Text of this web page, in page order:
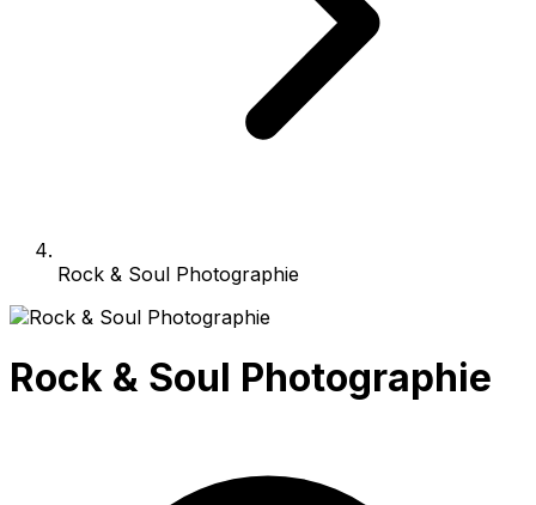
Rock & Soul Photographie
Rock & Soul Photographie